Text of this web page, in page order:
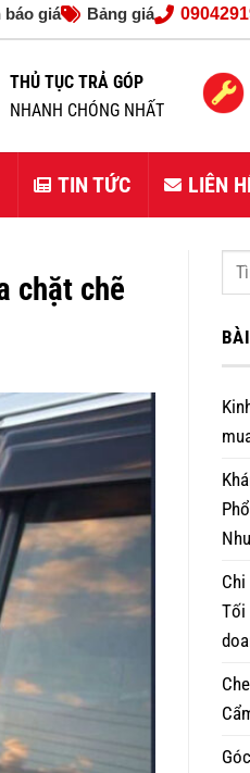
báo giá Bảng giá
THỦ TỤC TRẢ GÓP
NHANH CHÓNG NHẤT
TIN TỨC LIÊN
chặt chẽ
Tối